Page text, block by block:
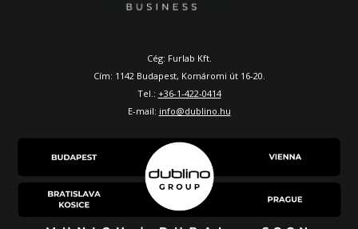
Cég: Furlab Kft.
Cím: 1142 Budapest, Komáromi út 16-20.
Tel.: +36-1-422-0414
E-mail: info@dublino.hu